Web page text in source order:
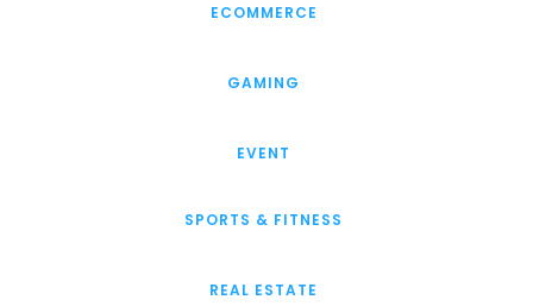
ECOMMERCE
GAMING
EVENT
SPORTS & FITNESS
REAL ESTATE